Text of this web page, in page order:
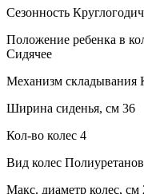
Сезонность
Положение ребенка в
Сидячее
Механизм складывания
Ширина сиденья, см 36
Кол-во колес 4
Вид колес
Макс. диаметр колес, см